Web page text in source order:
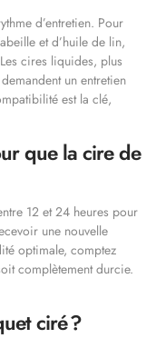
d’entretien. Pour
et d’huile de lin,
cires liquides, plus
un entretien
est la clé,
que la cire de
12 et 24 heures pour
une nouvelle
optimale, comptez
complètement durcie.
ciré ?